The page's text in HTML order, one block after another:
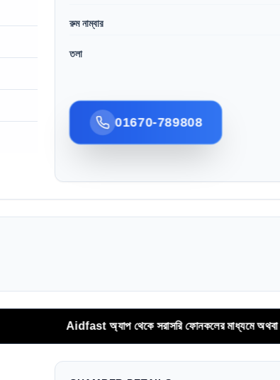
রুম নাম্বার
তলা
01670-789808
Aidfast অ্যাপ থেকে সরাসরি ফোনকলের মাধ্যমে অথবা অনলাইনে অগ্রিম